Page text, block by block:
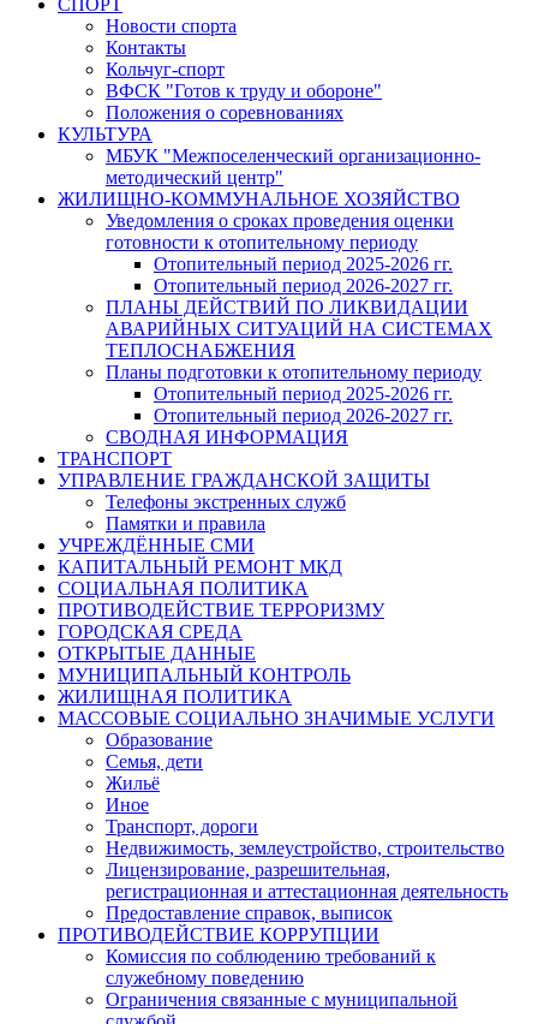
Новости спорта
Контакты
Кольчуг-спорт
ВФСК "Готов к труду и обороне"
Положения о соревнованиях
КУЛЬТУРА
МБУК "Межпоселенческий организационно-
методический центр"
ЖИЛИЩНО-КОММУНАЛЬНОЕ ХОЗЯЙСТВО
Уведомления о сроках проведения оценки
готовности к отопительному периоду
Отопительный период 2025-2026 гг.
Отопительный период 2026-2027 гг.
ПЛАНЫ ДЕЙСТВИЙ ПО ЛИКВИДАЦИИ
АВАРИЙНЫХ СИТУАЦИЙ НА СИСТЕМАХ
ТЕПЛОСНАБЖЕНИЯ
Планы подготовки к отопительному периоду
Отопительный период 2025-2026 гг.
Отопительный период 2026-2027 гг.
СВОДНАЯ ИНФОРМАЦИЯ
ТРАНСПОРТ
УПРАВЛЕНИЕ ГРАЖДАНСКОЙ ЗАЩИТЫ
Телефоны экстренных служб
Памятки и правила
УЧРЕЖДЁННЫЕ СМИ
КАПИТАЛЬНЫЙ РЕМОНТ МКД
СОЦИАЛЬНАЯ ПОЛИТИКА
ПРОТИВОДЕЙСТВИЕ ТЕРРОРИЗМУ
ГОРОДСКАЯ СРЕДА
ОТКРЫТЫЕ ДАННЫЕ
МУНИЦИПАЛЬНЫЙ КОНТРОЛЬ
ЖИЛИЩНАЯ ПОЛИТИКА
МАССОВЫЕ СОЦИАЛЬНО ЗНАЧИМЫЕ УСЛУГИ
Образование
Семья, дети
Жильё
Иное
Транспорт, дороги
Недвижимость, землеустройство, строительство
Лицензирование, разрешительная,
регистрационная и аттестационная деятельность
Предоставление справок, выписок
ПРОТИВОДЕЙСТВИЕ КОРРУПЦИИ
Комиссия по соблюдению требований к
служебному поведению
Ограничения связанные с муниципальной